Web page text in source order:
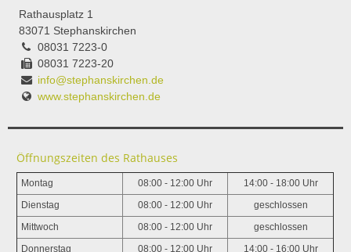
Rathausplatz 1
83071 Stephanskirchen
08031 7223-0
08031 7223-20
info@stephanskirchen.de
www.stephanskirchen.de
Öffnungszeiten des Rathauses
Montag 08:00 - 12:00 Uhr 14:00 - 18:00 Uhr
Dienstag 08:00 - 12:00 Uhr geschlossen
Mittwoch 08:00 - 12:00 Uhr geschlossen
Donnerstag 08:00 - 12:00 Uhr 14:00 - 16:00 Uhr